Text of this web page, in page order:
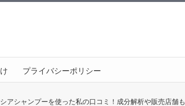
プライバシーポリシー
アシャンプーを使った私の口コミ！成分解析や販売店舗も